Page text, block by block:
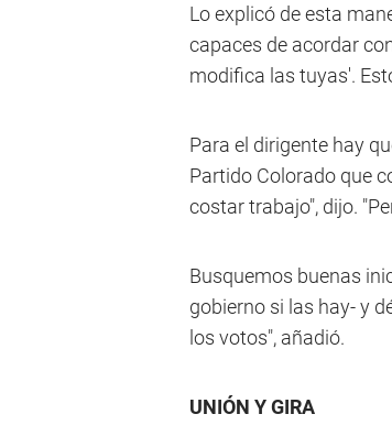
Lo explicó de esta
capaces de acordar
modifica las tuyas'.
Para el dirigente hay
Partido Colorado que
costar trabajo", dijo.
Busquemos buenas
gobierno si las hay- y
los votos", añadió.
UNIÓN Y GIRA